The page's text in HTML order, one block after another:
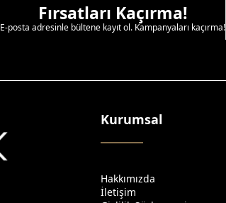
Fırsatları Kaçırma!
E-posta adresinle bültene kayıt ol. Kampanyaları kaçırma!
Kurumsal
Hakkımızda
İletişim